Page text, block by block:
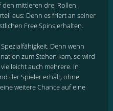
mittleren drei Rollen.
aus: Denn es friert an seiner
Free Spins erhalten.
Denn wenn
zum Stehen kam, so wird
auch mehrere. In
der Spieler erhält, ohne
weitere Chance auf eine